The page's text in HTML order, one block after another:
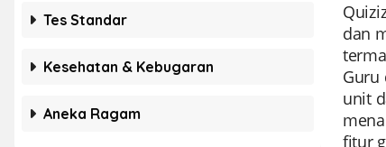
Tes Standar
Kesehatan & Kebugaran
Aneka Ragam
dan
Guru
unit
fitur